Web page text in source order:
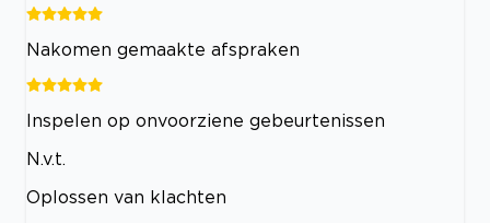
Nakomen gemaakte afspraken
Inspelen op onvoorziene gebeurtenissen
N.v.t.
Oplossen van klachten